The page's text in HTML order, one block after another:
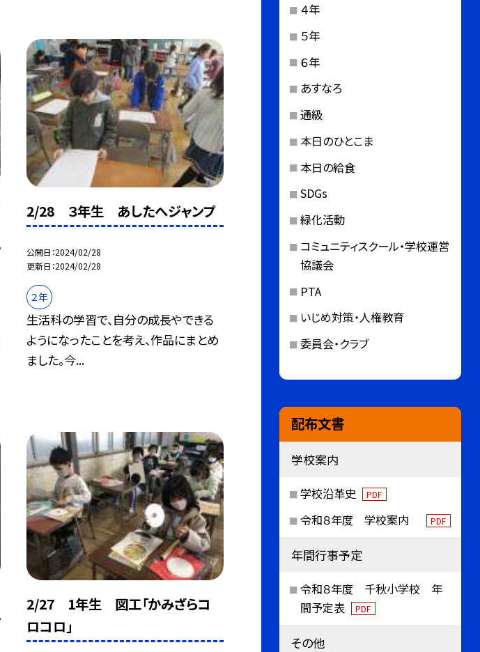
2/28 ３年生 あしたへジャンプ
公開日 2024/02/28
更新日 2024/02/28
２年
生活科の学習で、自分の成長やできる
ようになったことを考え、作品にまとめ
ました。今...
2/27 1年生 図工「かみざらコ
ロコロ」
４年
５年
６年
あすなろ
通級
本日のひとこま
本日の給食
SDGs
緑化活動
コミュニティスクール・学校運営
協議会
PTA
いじめ対策・人権教育
委員会・クラブ
配布文書
学校案内
学校沿革史 PDF
令和８年度 学校案内 PDF
年間行事予定
令和８年度 千秋小学校 年
間予定表
PDF
その他